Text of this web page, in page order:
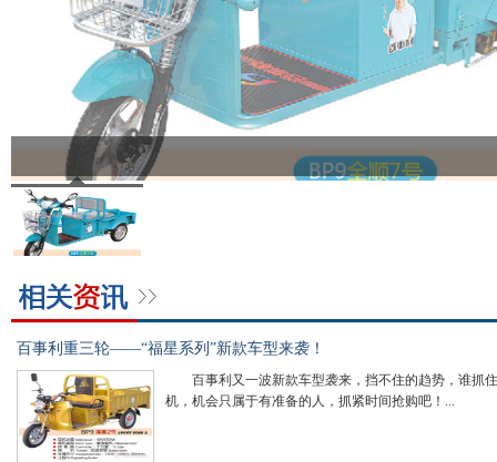
百事利重三轮——“福星系列”新款车型来袭！
百事利又一波新款车型袭来，挡不住的趋势，谁抓
机，机会只属于有准备的人，抓紧时间抢购吧！...